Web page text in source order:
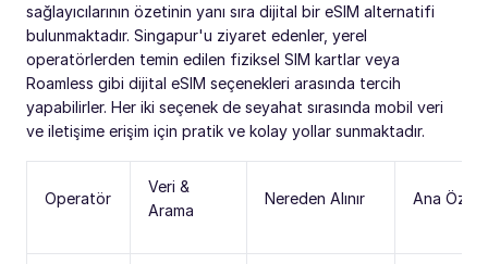
sağlayıcılarının özetinin yanı sıra dijital bir eSIM alternatifi
bulunmaktadır. Singapur'u ziyaret edenler, yerel
operatörlerden temin edilen fiziksel SIM kartlar veya
Roamless gibi dijital eSIM seçenekleri arasında tercih
yapabilirler. Her iki seçenek de seyahat sırasında mobil veri
ve iletişime erişim için pratik ve kolay yollar sunmaktadır.
Operatör
Veri &
Arama
Nereden Alınır Ana